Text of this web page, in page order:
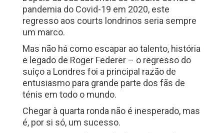
pandemia do Covid-19 em 2020, este
regresso aos courts londrinos seria sempre
um marco.
Mas não há como escapar ao talento, história
e legado de Roger Federer – o regresso do
suíço a Londres foi a principal razão de
entusiasmo para grande parte dos fãs de
ténis em todo o mundo.
Chegar à quarta ronda não é inesperado, mas
é, por si só, um sucesso.